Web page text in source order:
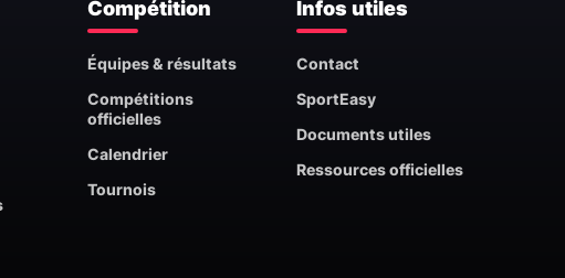
Compétition
Équipes & résultats
Compétitions
officielles
Calendrier
Tournois
Infos utiles
Contact
SportEasy
Documents utiles
Ressources officielles